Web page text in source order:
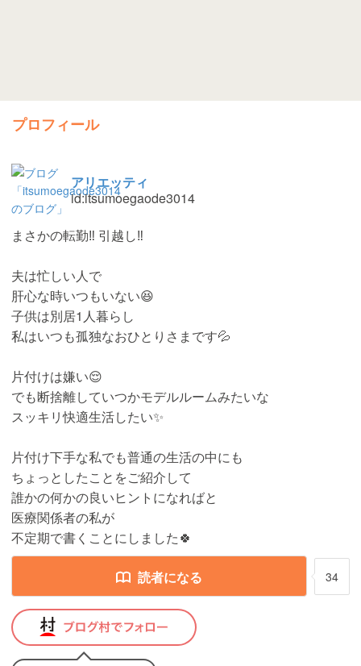
プロフィール
アリエッティ
id:itsumoegaode3014
まさかの転勤‼︎ 引越し‼︎
夫は忙しい人で
肝心な時いつもいない😆
子供は別居1人暮らし
私はいつも孤独なおひとりさまです💦
片付けは嫌い😌
でも断捨離していつかモデルルームみたいな
スッキリ快適生活したい✨
片付け下手な私でも普通の生活の中にも
ちょっとしたことをご紹介して
誰かの何かの良いヒントになればと
医療関係者の私が
不定期で書くことにしました🍀
読者になる 34